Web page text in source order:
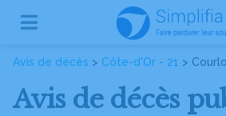
Avis de décès > Côte-d'Or - 21 >
Avis de décès